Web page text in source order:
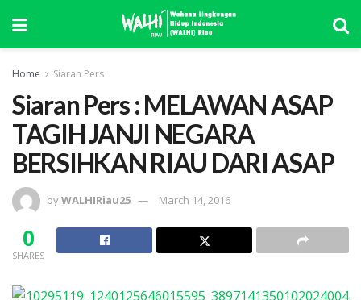
Home Siaran Pers
Siaran Pers : MELAWAN ASAP
TAGIH JANJI NEGARA
BERSIHKAN RIAU DARI ASAP
byWALHIRiau25 March 14, 2016
0
SHARES